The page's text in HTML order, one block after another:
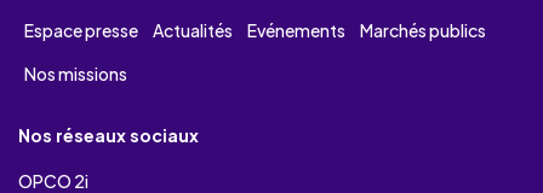
Espace presse
Actualités Evénements
Marchés publics
Nos missions
Nos réseaux sociaux
OPCO 2i